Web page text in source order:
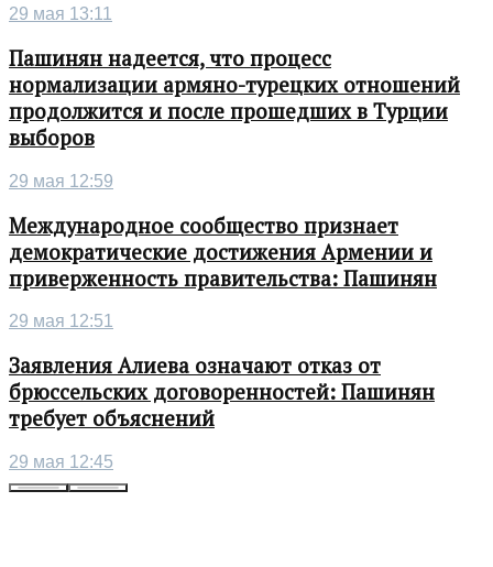
29 мая 13:11
Пашинян надеется, что процесс
нормализации армяно-турецких отношений
продолжится и после прошедших в Турции
выборов
29 мая 12:59
Международное сообщество признает
демократические достижения Армении и
приверженность правительства: Пашинян
29 мая 12:51
Заявления Алиева означают отказ от
брюссельских договоренностей: Пашинян
требует объяснений
29 мая 12:45